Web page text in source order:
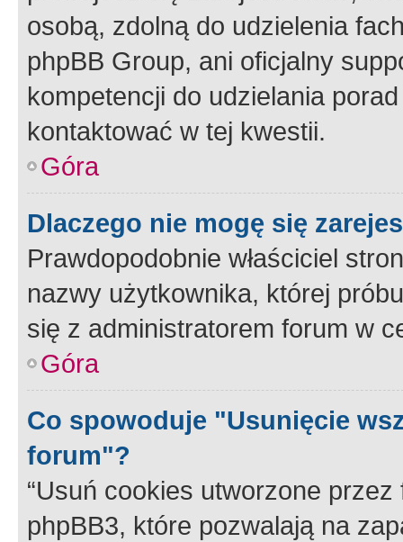
osobą, zdolną do udzielenia
phpBB Group, ani oficjalny
kompetencji do udzielania
kontaktować w tej kwestii.
Góra
Dlaczego nie mogę się
Prawdopodobnie właściciel
nazwy użytkownika, której
się z administratorem forum w
Góra
Co spowoduje "Usunięcie
forum"?
“Usuń cookies utworzone
phpBB3, które pozwalają na